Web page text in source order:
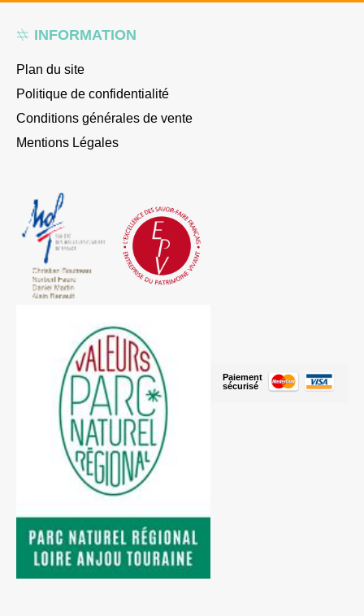
INFORMATION
Plan du site
Politique de confidentialité
Conditions générales de vente
Mentions Légales
Paiement
sécurisé